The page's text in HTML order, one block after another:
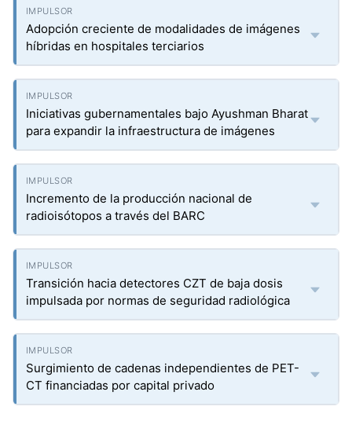
Adopción creciente de modalidades de imágenes
híbridas en hospitales terciarios
Iniciativas gubernamentales bajo Ayushman Bharat
para expandir la infraestructura de imágenes
Incremento de la producción nacional de
radioisótopos a través del BARC
Transición hacia detectores CZT de baja dosis
impulsada por normas de seguridad radiológica
Surgimiento de cadenas independientes de PET-
CT financiadas por capital privado